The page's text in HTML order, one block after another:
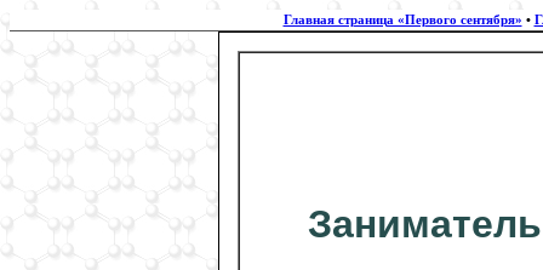
Главная страница «Первого сентября» •